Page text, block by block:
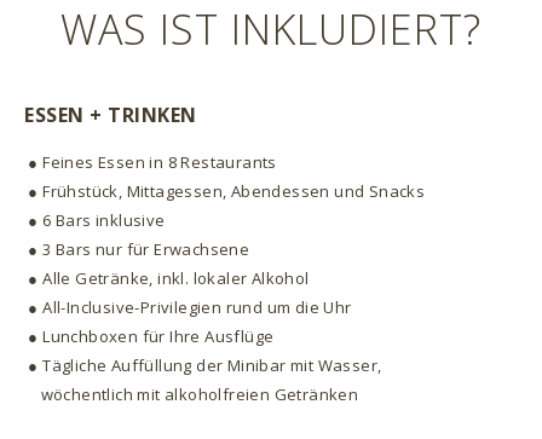
WAS IST INKLUDIERT?
ESSEN + TRINKEN
● Feines Essen in 8 Restaurants
● Frühstück, Mittagessen, Abendessen und Snacks
● 6 Bars inklusive
● 3 Bars nur für Erwachsene
● Alle Getränke, inkl. lokaler Alkohol
● All-Inclusive-Privilegien rund um die Uhr
● Lunchboxen für Ihre Ausflüge
● Tägliche Auffüllung der Minibar mit Wasser,
wöchentlich mit alkoholfreien Getränken